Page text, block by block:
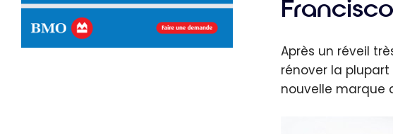
Francisco
Après un réveil
rénover la plupart
nouvelle marque